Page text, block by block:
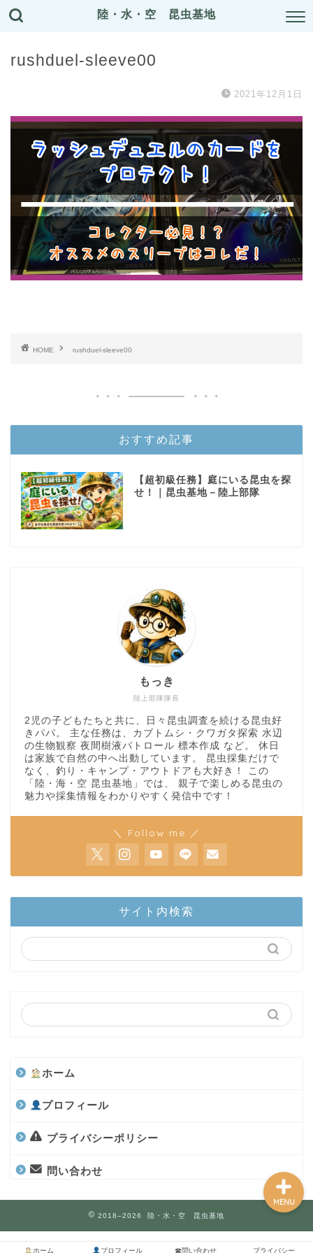
陸・水・空 昆虫基地
rushduel-sleeve00
2021年12月1日
HOME rushduel-sleeve00
おすすめ記事
【超初級任務】庭にいる昆虫を探
せ！｜昆虫基地－陸上部隊
陸上部隊隊長
もっき
2児の子どもたちと共に、日々昆虫調査を続ける昆虫好
きパパ。 主な任務は、カブトムシ・クワガタ探索 水辺
の生物観察 夜間樹液パトロール 標本作成 など。 休日
は家族で自然の中へ出動しています。 昆虫採集だけで
なく、釣り・キャンプ・アウトドアも大好き！ この
「陸・海・空 昆虫基地」では、 親子で楽しめる昆虫の
魅力や採集情報をわかりやすく発信中です！
＼ Follow me ／
サイト内検索
ホーム
プロフィール
プライバシーポリシー
問い合わせ
2018–2026 陸・水・空 昆虫基地
ホーム プロフィール ☎問い合わせ プライバシー
MENU
陸上部隊
世界のカブトムシ